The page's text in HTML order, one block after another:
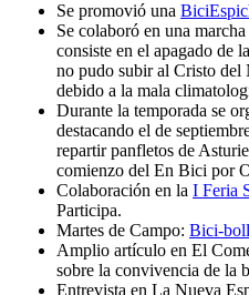
Se promovió una
Se colaboró en una
consiste en el apagado de
no pudo subir al Cristo del
debido a la mala
Durante la temporada se
destacando el de
repartir panfletos de
comienzo del En Bici por
Colaboración en la I Feria
Participa.
Martes de Campo: Bici-
Amplio artículo en El
sobre la convivencia de la
Entrevista en La Nueva